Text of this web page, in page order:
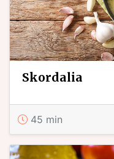
skordalia
45 min